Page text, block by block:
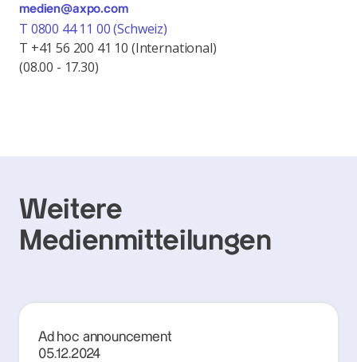
medien@axpo.com
T 0800 44 11 00 (Schweiz)
T +41 56 200 41 10 (International)
(08.00 - 17.30)
Weitere
Medienmitteilungen
Ad hoc announcement
05.12.2024